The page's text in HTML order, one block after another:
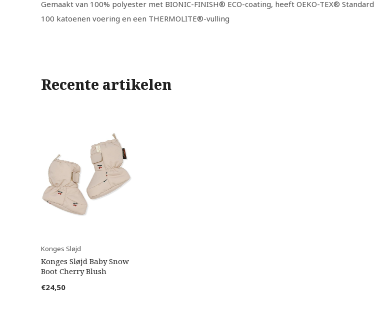
Gemaakt van 100% polyester met BIONIC-FINISH® ECO-coating, heeft OEKO-TEX® Standard
100 katoenen voering en een THERMOLITE®-vulling
Recente artikelen
Konges Sløjd
Konges Sløjd Baby Snow
Boot Cherry Blush
€24,50